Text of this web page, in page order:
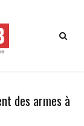
des armes à